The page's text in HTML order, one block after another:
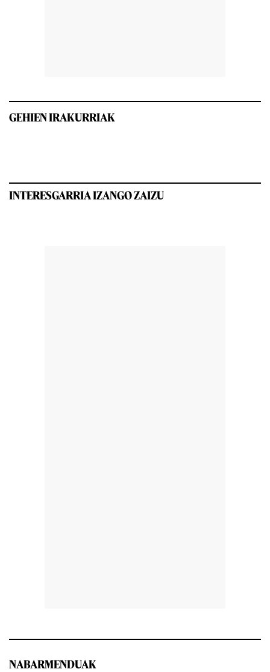
GEHIEN IRAKURRIAK
INTERESGARRIA IZANGO ZAIZU
NABARMENDUAK